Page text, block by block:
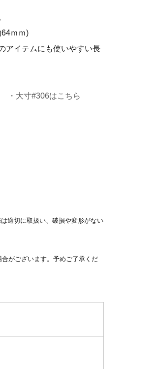
ｍｍ)
アイテムにも使いやすい長
・大寸#306はこちら
適切に取扱い、破損や変形がない
がございます。予めご了承くだ